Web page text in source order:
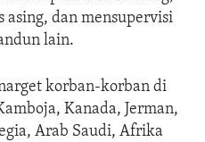
asing, dan mensupervisi
lain.
korban-korban di
Kanada, Jerman,
Arab Saudi, Afrika